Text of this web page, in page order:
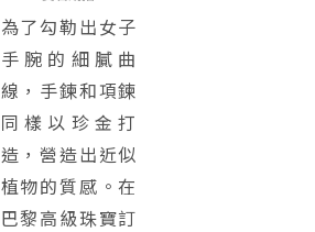
為了勾勒出女子
手腕的細膩曲
線，手鍊和項鍊
同樣以珍金打
造，營造出近似
植物的質感。在
巴黎高級珠寶訂